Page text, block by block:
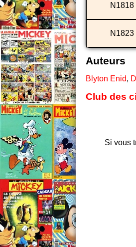
N1818
N1823
Auteurs
Blyton Enid,
Club des
Si vous